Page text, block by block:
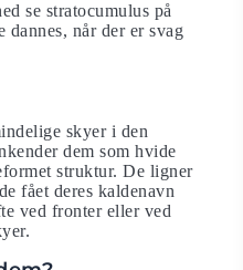
se stratocumulus på
dannes, når der er svag
skyer i den
dem som hvide
struktur. De ligner
fået deres kaldenavn
ved fronter eller ved